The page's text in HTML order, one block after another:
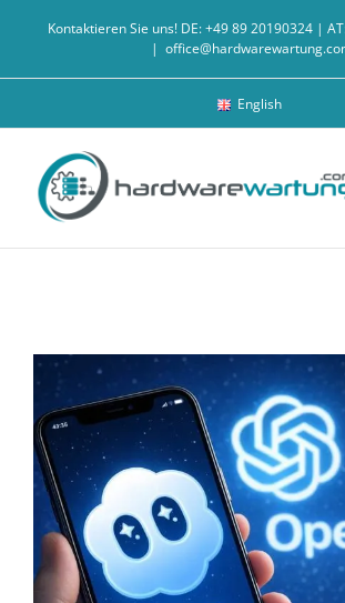
Kontaktieren Sie uns! DE: +49 89 20190324 |
|
English